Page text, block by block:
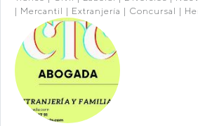
| Mercantil | Extranjería | Concursal |